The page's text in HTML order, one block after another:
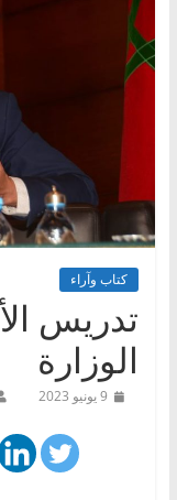
المغرب
كتاب وآراء
تدريس
الوزارة
9 يونيو 2023